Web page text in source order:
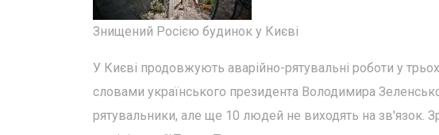
Знищений Росією будинок у Києві
У Києві продовжують аварійно-рятувальні роботи у
словами українського президента Володимира
рятувальники, але ще 10 людей не виходять на зв'язок.